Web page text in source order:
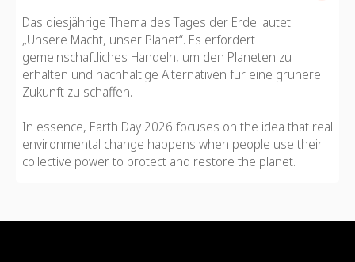
Das diesjährige Thema des Tages der Erde lautet
„Unsere Macht, unser Planet“. Es erfordert
gemeinschaftliches Handeln, um den Planeten zu
erhalten und nachhaltige Alternativen für eine grünere
Zukunft zu schaffen.
In essence, Earth Day 2026 focuses on the idea that real
environmental change happens when people use their
collective power to protect and restore the planet.